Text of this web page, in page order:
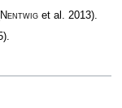
Nentwiget al. 2013).
.